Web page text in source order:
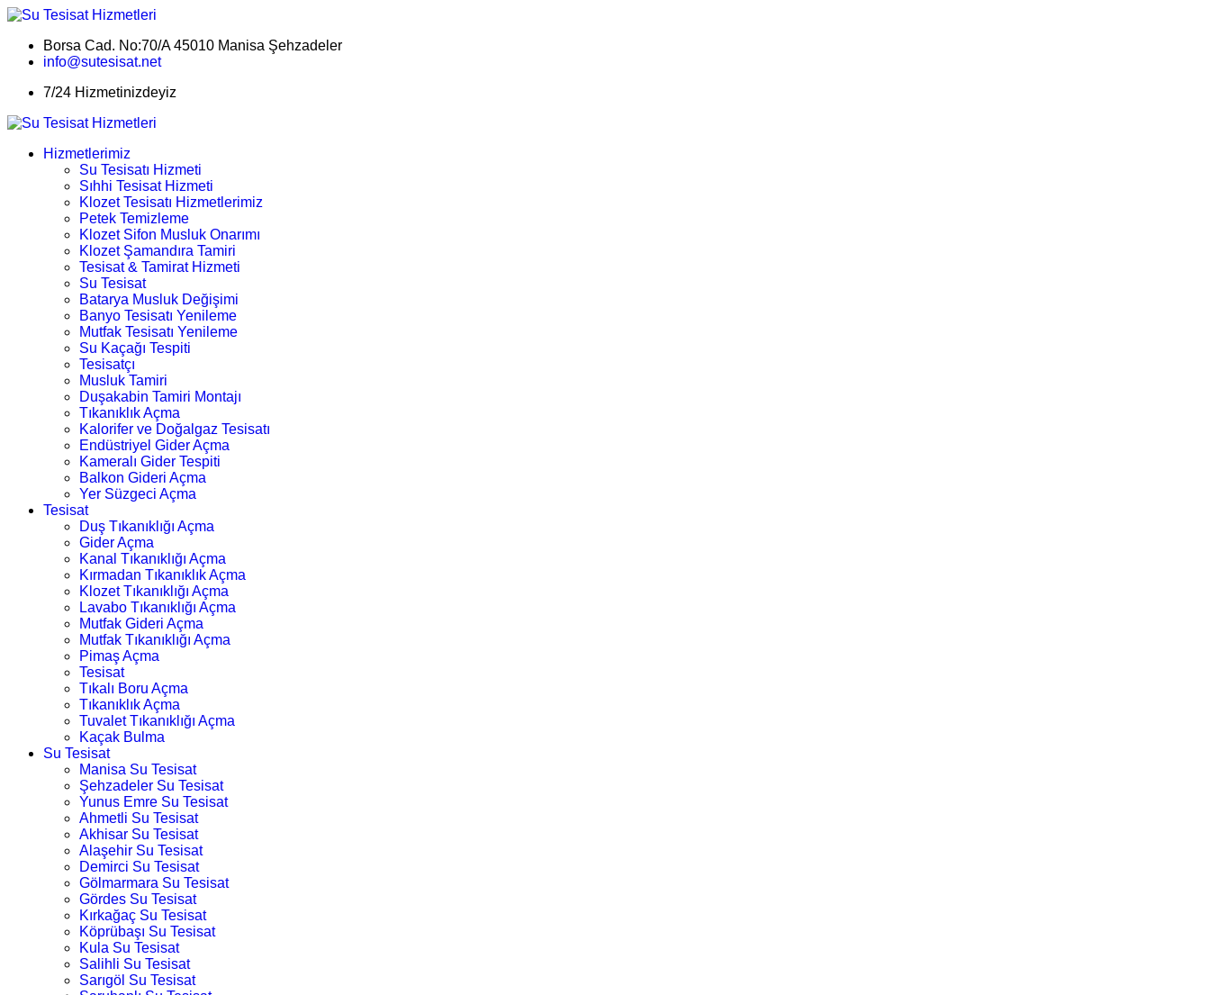
Borsa Cad. No:70/A 45010 Manisa Şehzadeler
info@sutesisat.net
7/24 Hizmetinizdeyiz
Hizmetlerimiz
Su Tesisatı Hizmeti
Sıhhi Tesisat Hizmeti
Klozet Tesisatı Hizmetlerimiz
Petek Temizleme
Klozet Sifon Musluk Onarımı
Klozet Şamandıra Tamiri
Tesisat & Tamirat Hizmeti
Su Tesisat
Batarya Musluk Değişimi
Banyo Tesisatı Yenileme
Mutfak Tesisatı Yenileme
Su Kaçağı Tespiti
Tesisatçı
Musluk Tamiri
Duşakabin Tamiri Montajı
Tıkanıklık Açma
Kalorifer ve Doğalgaz Tesisatı
Endüstriyel Gider Açma
Kameralı Gider Tespiti
Balkon Gideri Açma
Yer Süzgeci Açma
Tesisat
Duş Tıkanıklığı Açma
Gider Açma
Kanal Tıkanıklığı Açma
Kırmadan Tıkanıklık Açma
Klozet Tıkanıklığı Açma
Lavabo Tıkanıklığı Açma
Mutfak Gideri Açma
Mutfak Tıkanıklığı Açma
Pimaş Açma
Tesisat
Tıkalı Boru Açma
Tıkanıklık Açma
Tuvalet Tıkanıklığı Açma
Kaçak Bulma
Su Tesisat
Manisa Su Tesisat
Şehzadeler Su Tesisat
Yunus Emre Su Tesisat
Ahmetli Su Tesisat
Akhisar Su Tesisat
Alaşehir Su Tesisat
Demirci Su Tesisat
Gölmarmara Su Tesisat
Gördes Su Tesisat
Kırkağaç Su Tesisat
Köprübaşı Su Tesisat
Kula Su Tesisat
Salihli Su Tesisat
Sarıgöl Su Tesisat